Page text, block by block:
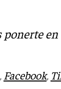
ponerte
, Facebook,